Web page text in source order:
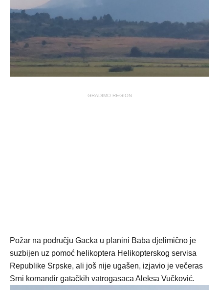
GRADIMO REGION
Požar na području Gacka u planini Baba djelimično je
suzbijen uz pomoć helikoptera Helikopterskog servisa
Republike Srpske, ali još nije ugašen, izjavio je večeras
Srni komandir gatačkih vatrogasaca Aleksa Vučković.